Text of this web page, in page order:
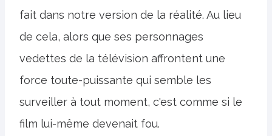
fait dans notre version de la réalité. Au lieu
de cela, alors que ses personnages
vedettes de la télévision affrontent une
force toute-puissante qui semble les
surveiller à tout moment, c'est comme si le
film lui-même devenait fou.